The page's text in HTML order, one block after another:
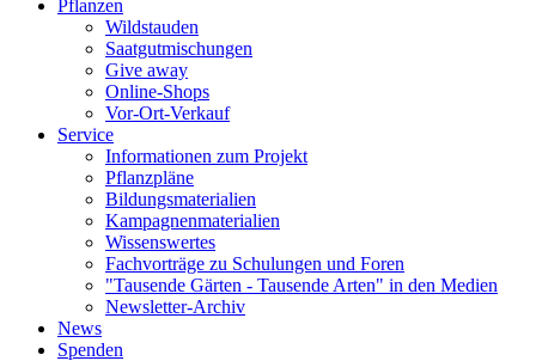
Pflanzen
Wildstauden
Saatgutmischungen
Give away
Online-Shops
Vor-Ort-Verkauf
Service
Informationen zum Projekt
Pflanzpläne
Bildungsmaterialien
Kampagnenmaterialien
Wissenswertes
Fachvorträge zu Schulungen und Foren
"Tausende Gärten - Tausende Arten" in den Medien
Newsletter-Archiv
News
Spenden